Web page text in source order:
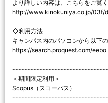
より詳しい内容は、こちらをご覧く
http://www.kinokuniya.co.jp/03f/
◇利用方法
キャンパス内のパソコンから以下
https://search.proquest.com/eebo
＜期間限定利用＞
Scopus（スコーパス）